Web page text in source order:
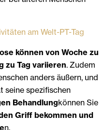
am Welt-PT-Tag
können von Woche zu
zu Tag variieren. Zudem
anders äußern, und
seine spezifischen
Behandlungkönnen Sie
Griff bekommen und
n.